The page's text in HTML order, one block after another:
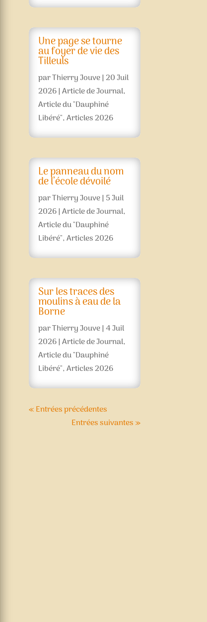
Une page se tourne
au foyer de vie des
Tilleuls
parThierry Jouve|20 Juil
2026|Article de Journal,
Article du "Dauphiné
Libéré",Articles 2026
Le panneau du nom
de l’école dévoilé
parThierry Jouve| 5 Juil
2026|Article de Journal,
Article du "Dauphiné
Libéré",Articles 2026
Sur les traces des
moulins à eau de la
Borne
parThierry Jouve|4 Juil
2026|Article de Journal,
Article du "Dauphiné
Libéré",Articles 2026
« Entrées précédentes
Entrées suivantes »